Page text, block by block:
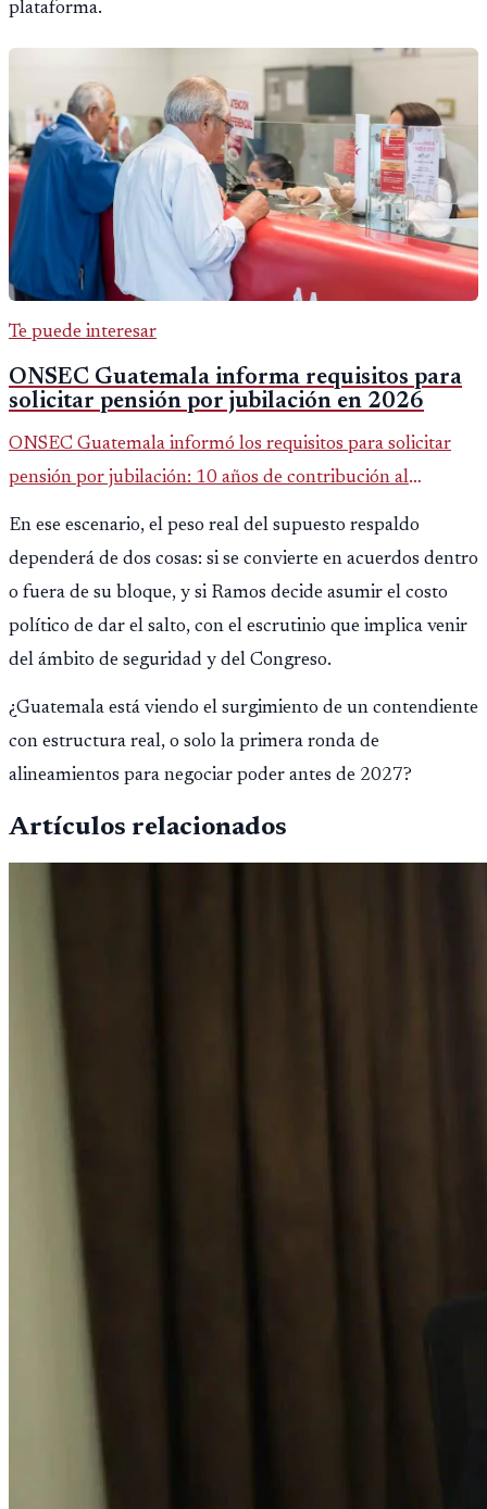
plataforma.
Te puede interesar
ONSEC Guatemala informa requisitos para
solicitar pensión por jubilación en 2026
ONSEC Guatemala informó los requisitos para solicitar
pensión por jubilación: 10 años de contribución al
Montepío y 50 años de edad, o 20 años de servicio sin
importar edad.
En ese escenario, el peso real del supuesto respaldo
dependerá de dos cosas: si se convierte en acuerdos dentro
o fuera de su bloque, y si Ramos decide asumir el costo
político de dar el salto, con el escrutinio que implica venir
del ámbito de seguridad y del Congreso.
¿Guatemala está viendo el surgimiento de un contendiente
con estructura real, o solo la primera ronda de
alineamientos para negociar poder antes de 2027?
Artículos relacionados